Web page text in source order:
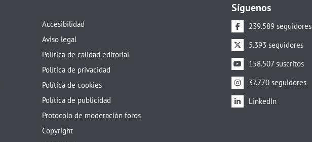
Accesibilidad
Aviso legal
Política de calidad editorial
Política de privacidad
Política de cookies
Política de publicidad
Protocolo de moderación foros
Copyright
Síguenos
239.589 seguidores
5.393 seguidores
158.507 suscritos
37.770 seguidores
LinkedIn